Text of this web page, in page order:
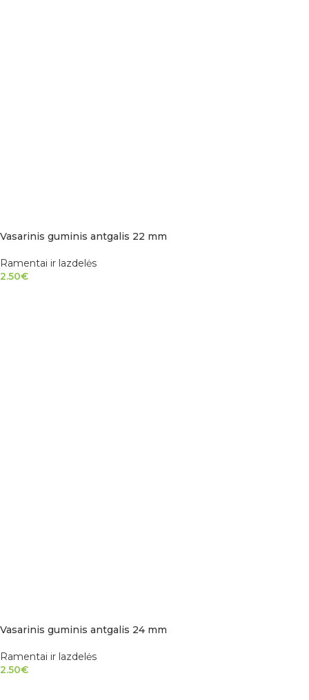
Vasarinis guminis antgalis 22 mm
Ramentai ir lazdelės
2.50€
Vasarinis guminis antgalis 24 mm
Ramentai ir lazdelės
2.50€